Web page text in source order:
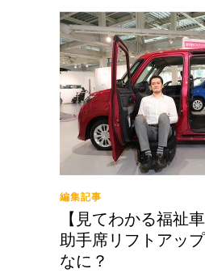
編集記事
【見てわかる福祉
助手席リフトアッ
なに？